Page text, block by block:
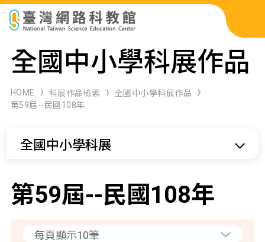
科展作品檢索
科學研習月刊
全國中小學科展作品
HOME 科展作品檢索
全國中小學科展作品
第59屆--民國108年
全國中小學科展
第59屆--民國108年